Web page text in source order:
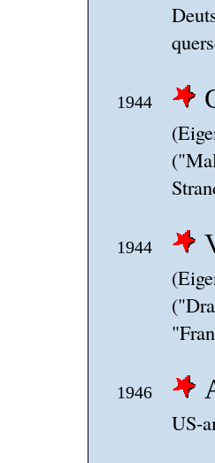
1944
1944
1946
US-